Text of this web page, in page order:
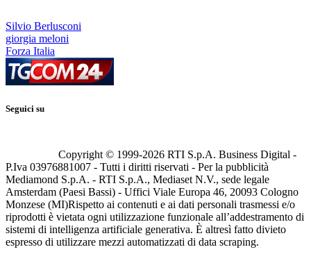
Silvio Berlusconi
giorgia meloni
Forza Italia
Seguici su
Copyright © 1999-2026 RTI S.p.A. Business Digital -
P.Iva 03976881007 - Tutti i diritti riservati - Per la pubblicità
Mediamond S.p.A. - RTI S.p.A., Mediaset N.V., sede legale
Amsterdam (Paesi Bassi) - Uffici Viale Europa 46, 20093 Cologno
Monzese (MI)Rispetto ai contenuti e ai dati personali trasmessi e/o
riprodotti è vietata ogni utilizzazione funzionale all’addestramento di
sistemi di intelligenza artificiale generativa. È altresì fatto divieto
espresso di utilizzare mezzi automatizzati di data scraping.